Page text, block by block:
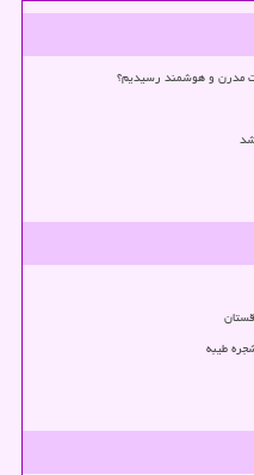
مدرن و هوشمند رسیدیم؟
طیبه